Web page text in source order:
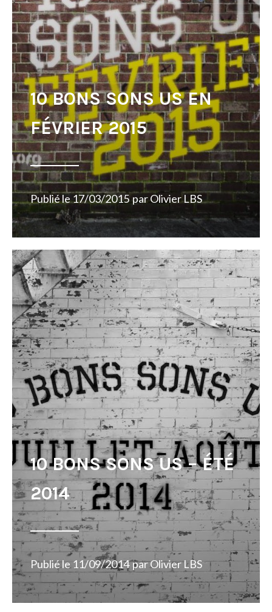
10 BONS SONS US EN
FÉVRIER 2015
Publié le17/03/2015 parOlivier LBS
10 BONS SONS US – ÉTÉ
2014
Publié le 11/09/2014 parOlivier LBS